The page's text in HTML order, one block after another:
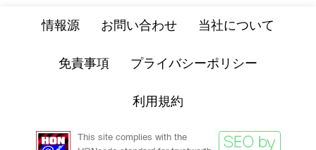
情報源 お問い合わせ 当社について
免責事項 プライバシーポリシー
利用規約
This site complies with the